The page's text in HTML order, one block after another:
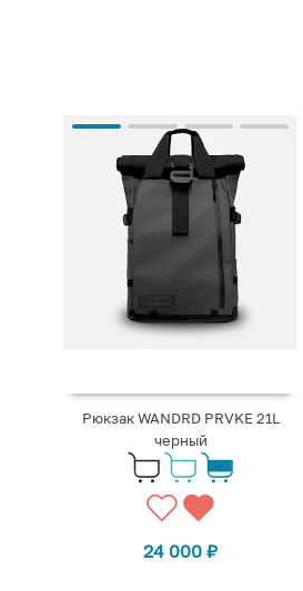
Рюкзак WANDRD PRVKE 21L
черный
24 000 ₽